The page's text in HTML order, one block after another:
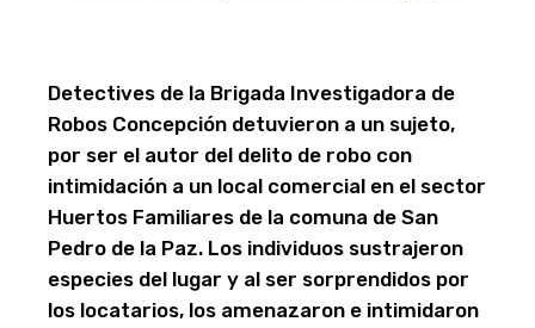
Detectives de la Brigada Investigadora de
Robos Concepción detuvieron a un sujeto,
por ser el autor del delito de robo con
intimidación a un local comercial en el sector
Huertos Familiares de la comuna de San
Pedro de la Paz. Los individuos sustrajeron
especies del lugar y al ser sorprendidos por
los locatarios, los amenazaron e intimidaron